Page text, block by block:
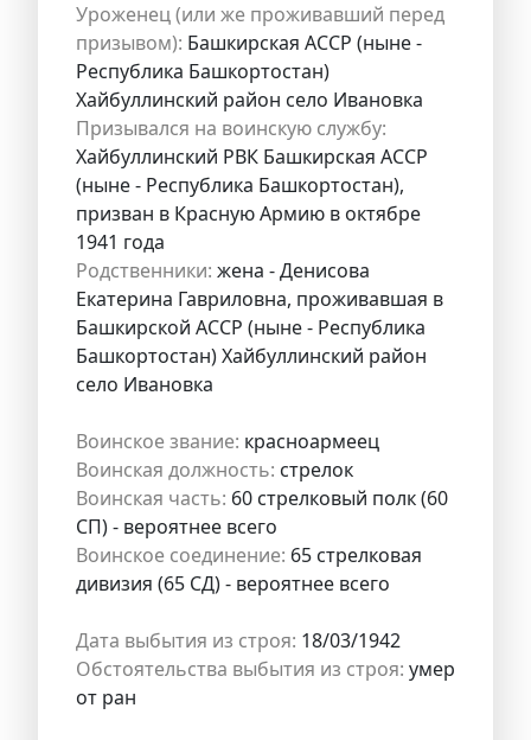
Уроженец (или же проживавший перед
призывом): Башкирская АССР (ныне -
Республика Башкортостан)
Хайбуллинский район село Ивановка
Призывался на воинскую службу:
Хайбуллинский РВК Башкирская АССР
(ныне - Республика Башкортостан),
призван в Красную Армию в октябре
1941 года
Родственники: жена - Денисова
Екатерина Гавриловна, проживавшая в
Башкирской АССР (ныне - Республика
Башкортостан) Хайбуллинский район
село Ивановка
Воинское звание: красноармеец
Воинская должность: стрелок
Воинская часть: 60 стрелковый полк (60
СП) - вероятнее всего
Воинское соединение: 65 стрелковая
дивизия (65 СД) - вероятнее всего
Дата выбытия из строя: 18/03/1942
Обстоятельства выбытия из строя: умер
от ран